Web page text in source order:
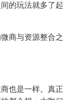
的玩法就多了起
商与资源整合之
也是一样。真正